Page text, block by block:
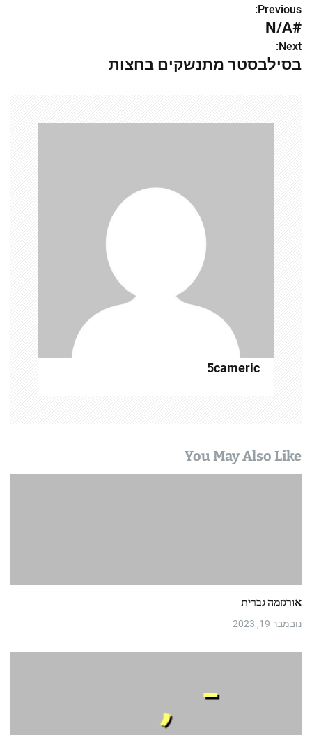
נ
י
ו
Previous:
#N/A
Next:
בסילבסטר מתנשקים בחצות
5cameric
You May Also Like
אורגזמה גברית
נובמבר 19, 2023